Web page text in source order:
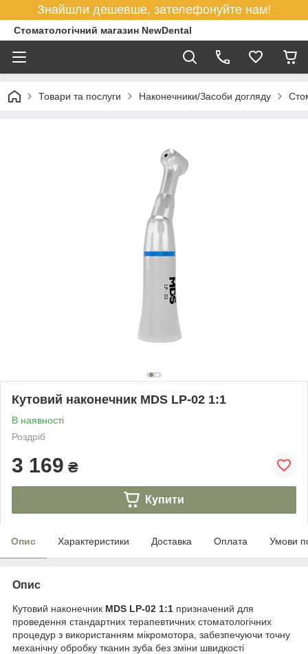
Знайшли дешевше, зателефонуйте нам!
Стоматологічний магазин NewDental
Товари та послуги Наконечники/Засоби догляду
Кутовий наконечник MDS LP-02 1:1
В наявності
Роздріб
3 169 ₴
Купити
Опис Характеристики Доставка Оплата Умови
Опис
Кутовий наконечник MDS LP-02 1:1 призначений для
проведення стандартних терапевтичних стоматологічних
процедур з використанням мікромотора, забезпечуючи точну
механічну обробку тканин зуба без зміни швидкості